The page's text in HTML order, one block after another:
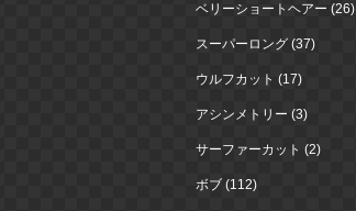
ベリーショートヘアー (26)
スーパーロング (37)
ウルフカット (17)
アシンメトリー (3)
サーファーカット (2)
ボブ (112)